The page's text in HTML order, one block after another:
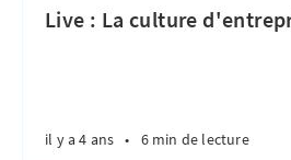
Live : La culture
il y a 4 ans • 6 min de lecture